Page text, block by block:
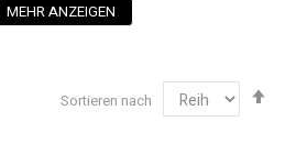
Octa-Core 2.4GHz (12nm
MEHR ANZEIGEN
Sortieren nach